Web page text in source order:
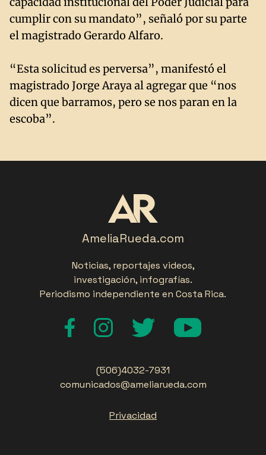
cumplir con su mandato”, señaló por su parte
el magistrado Gerardo Alfaro.
“Esta solicitud es perversa”, manifestó el
magistrado Jorge Araya al agregar que “nos
dicen que barramos, pero se nos paran en la
escoba”.
AmeliaRueda.com
Noticias, reportajes videos,
investigación, infografías.
Periodismo independiente en Costa Rica.
(506)4032-7931
comunicados@ameliarueda.com
Privacidad